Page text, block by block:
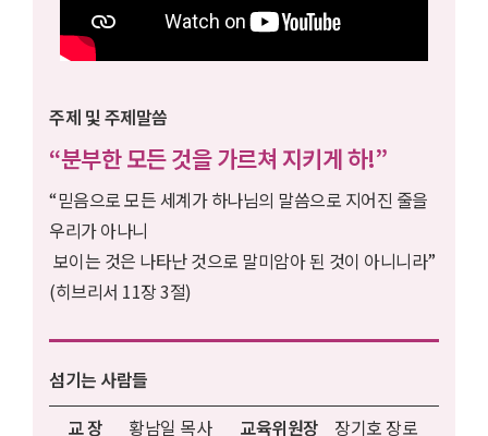
주제 및 주제말씀
“분부한 모든 것을 가르쳐 지키게 하!”
“믿음으로 모든 세계가 하나님의 말씀으로 지어진 줄을
우리가 아나니
보이는 것은 나타난 것으로 말미암아 된 것이 아니니라”
(히브리서 11장 3절)
섬기는 사람들
교 장
황남일 목사 교육위원장 장기호 장로